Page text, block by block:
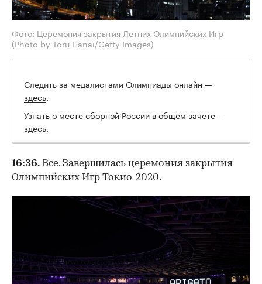
Фото: Церемония закрытия Летних Олимпийских Игр
(Photo by Toru Hanai/Getty Images)
Следить за медалистами Олимпиады онлайн —
здесь.
Узнать о месте сборной России в общем зачете —
здесь.
16:36. Все. Завершилась церемония закрытия
Олимпийских Игр Токио-2020.